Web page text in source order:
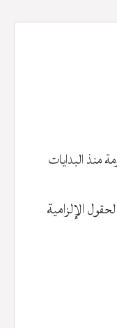
منذ البدايات
الحقول الإلزامية